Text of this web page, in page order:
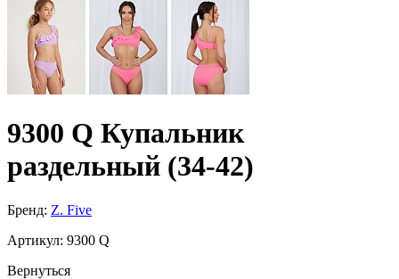
9300 Q Купальник
раздельный (34-42)
Бренд: Z. Five
Артикул: 9300 Q
Вернуться